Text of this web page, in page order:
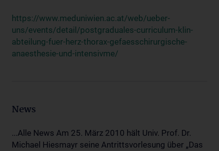
https://www.meduniwien.ac.at/web/ueber-
uns/events/detail/postgraduales-curriculum-klin-
abteilung-fuer-herz-thorax-gefaesschirurgische-
anaesthesie-und-intensivme/
News
...Alle News Am 25. März 2010 hält Univ. Prof. Dr.
Michael Hiesmayr seine Antrittsvorlesung über „Das